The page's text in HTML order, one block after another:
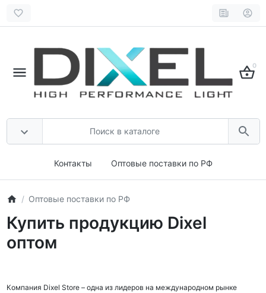
0
Контакты Оптовые поставки по РФ
Оптовые поставки по РФ
Купить продукцию Dixel
оптом
Компания Dixel Store – одна из лидеров на международном рынке